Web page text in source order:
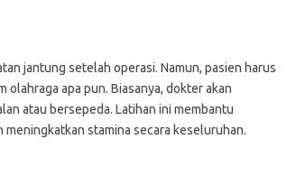
jantung setelah operasi. Namun, pasien harus
apa pun. Biasanya, dokter akan
atau bersepeda. Latihan ini membantu
stamina secara keseluruhan.